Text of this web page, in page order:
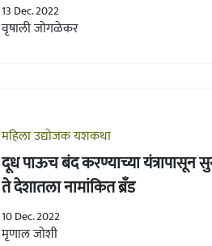
13 Dec. 2022
वृषाली जोगळेकर
महिला उद्योजक यशकथा
दूध पाऊच बंद करण्याच्या यंत्रापासून
ते देशातला नामांकित ब्रँड
10 Dec. 2022
मृणाल जोशी